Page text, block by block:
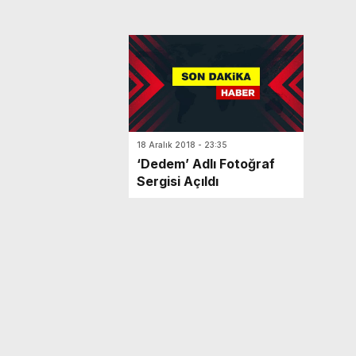
18 Aralık 2018 - 23:35
‘Dedem’ Adlı Fotoğraf
Sergisi Açıldı